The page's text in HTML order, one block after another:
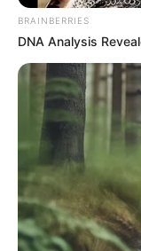
ГАРЯЧI ПОДІЇ
BRAINBERRIES
DNA Analysis